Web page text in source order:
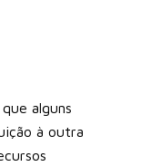
alguns
à outra